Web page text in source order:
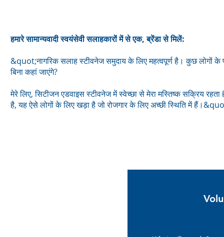
हमारे सामान्यवादी स्वयंसेवी सलाहकारों में से एक, ब्रेंडा से मिलें:
&quot;नागरिक सलाह स्टीवनेज समुदाय के लिए महत्वपूर्ण है। कुछ लोगों के
बिना कहां जाएंगे?
मेरे लिए, सिटीजन एडवाइस स्टीवनेज में स्वेच्छा से मेरा मस्तिष्क सक्रिय
है, यह ऐसे लोगों के लिए खड़ा है जो रोजगार के लिए अच्छी स्थिति में